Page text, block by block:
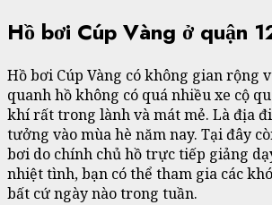
Hồ bơi Cúp Vàng ở quận
Hồ bơi Cúp Vàng có không gian rộng
quanh hồ không có quá nhiều xe cộ
khí rất trong lành và mát mẻ. Là địa
tưởng vào mùa hè năm nay. Tại đây
bơi do chính chủ hồ trực tiếp giảng
nhiệt tình, bạn có thể tham gia các
bất cứ ngày nào trong tuần.